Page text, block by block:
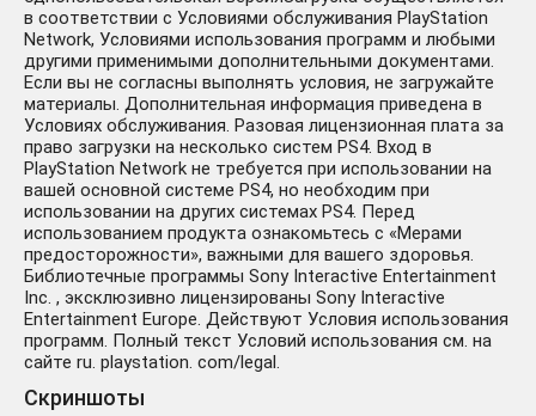
в соответствии с Условиями обслуживания PlayStation
Network, Условиями использования программ и любыми
другими применимыми дополнительными документами.
Если вы не согласны выполнять условия, не загружайте
материалы. Дополнительная информация приведена в
Условиях обслуживания. Разовая лицензионная плата за
право загрузки на несколько систем PS4. Вход в
PlayStation Network не требуется при использовании на
вашей основной системе PS4, но необходим при
использовании на других системах PS4. Перед
использованием продукта ознакомьтесь с «Мерами
предосторожности», важными для вашего здоровья.
Библиотечные программы Sony Interactive Entertainment
Inc. , эксклюзивно лицензированы Sony Interactive
Entertainment Europe. Действуют Условия использования
программ. Полный текст Условий использования см. на
сайте ru. playstation. com/legal.
Скриншоты